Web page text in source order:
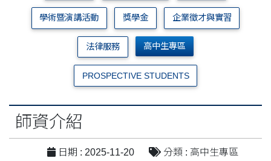
學術暨演講活動 獎學金 企業徵才與實習
法律服務 高中生專區
PROSPECTIVE STUDENTS
師資介紹
日期 : 2025-11-20
分類 : 高中生專區